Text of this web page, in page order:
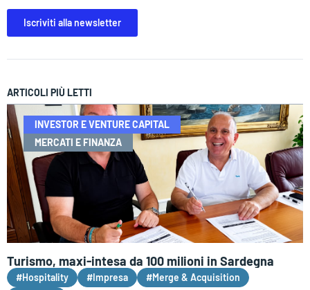
Iscriviti alla newsletter
ARTICOLI PIÙ LETTI
INVESTOR E VENTURE CAPITAL
MERCATI E FINANZA
Turismo, maxi-intesa da 100 milioni in Sardegna
#Hospitality #Impresa
#Merge & Acquisition